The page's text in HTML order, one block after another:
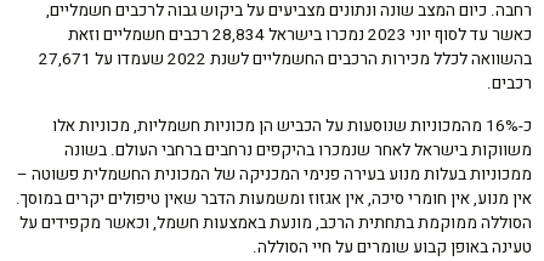
רחבה. כיום המצב שונה ונתונים מצביעים על ביקוש גבוה לרכבים חשמליים,
כאשר עד לסוף יוני 2023 נמכרו בישראל 28,834 רכבים חשמליים וזאת
בהשוואה לכלל מכירות הרכבים החשמליים לשנת 2022 שעמדו על 27,671
רכבים.
כ-16% מהמכוניות שנוסעות על הכביש הן מכוניות חשמליות, מכוניות אלו
משווקות בישראל לאחר שנמכרו בהיקפים נרחבים ברחבי העולם. בשונה
ממכוניות בעלות מנוע בעירה פנימי המכניקה של המכונית החשמלית פשוטה –
אין מנוע, אין חומרי סיכה, אין אגזוז ומשמעות הדבר שאין טיפולים יקרים במוסך.
הסוללה ממוקמת בתחתית הרכב, מונעת באמצעות חשמל, וכאשר מקפידים על
טעינה באופן קבוע שומרים על חיי הסוללה.